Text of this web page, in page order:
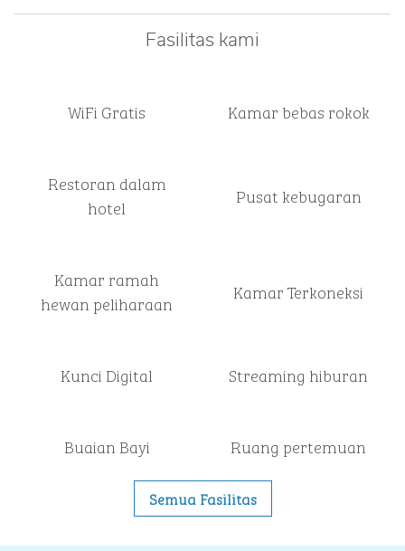
Fasilitas kami
WiFi Gratis Kamar bebas rokok
Restoran dalam
hotel
Pusat kebugaran
Kamar ramah
hewan peliharaan
Kamar Terkoneksi
Kunci Digital Streaming hiburan
Buaian Bayi Ruang pertemuan
Semua Fasilitas